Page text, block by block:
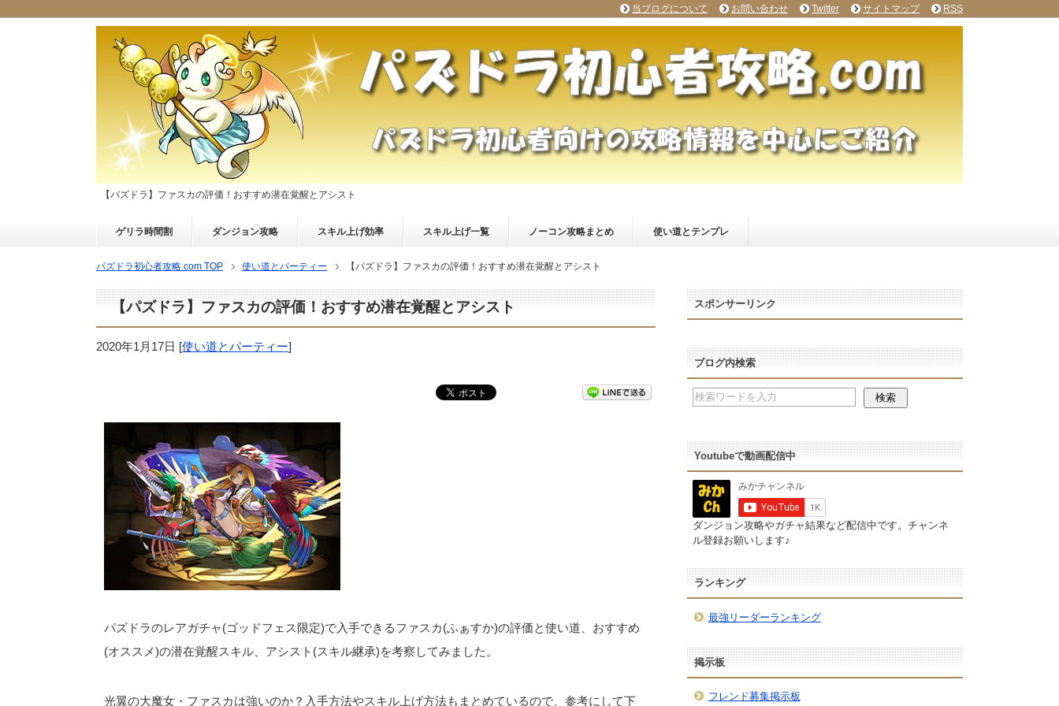
【パズドラ】ファスカの評価！おすすめ潜在覚醒とアシスト
ゲリラ時間割 ダンジョン攻略 スキル上げ効率 スキル上げ一覧 ノーコン攻略まとめ 使い道とテンプレ
パズドラ初心者攻略.com TOP 使い道とパーティー 【パズドラ】ファスカの評価！おすすめ潜在覚醒とアシスト
【パズドラ】ファスカの評価！おすすめ潜在覚醒とアシスト
2020年1月17日 [使い道とパーティー]
パズドラのレアガチャ(ゴッドフェス限定)で入手できるファスカ(ふぁすか)の評価と使い道、おすすめ
(オススメ)の潜在覚醒スキル、アシスト(スキル継承)を考察してみました。
光翼の大魔女・ファスカは強いのか？入手方法やスキル上げ方法もまとめているので、参考にして下
スポンサーリンク
ブログ内検索
Youtubeで動画配信中
ダンジョン攻略やガチャ結果など配信中です。チャンネ
ル登録お願いします♪
ランキング
最強リーダーランキング
掲示板
フレンド募集掲示板
当ブログについて お問い合わせ Twitter サイトマップ RSS